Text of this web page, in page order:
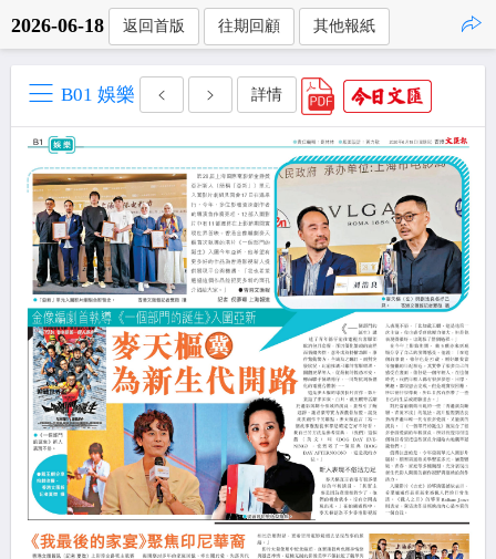
2026-06-18 返回首版 往期回顧 其他報紙
B01 娛樂 詳情